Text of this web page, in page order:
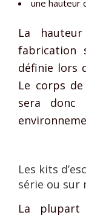
une hauteur
La
fabrication
définie lors
Le corps
sera donc
Les kits
série ou sur
La plupart